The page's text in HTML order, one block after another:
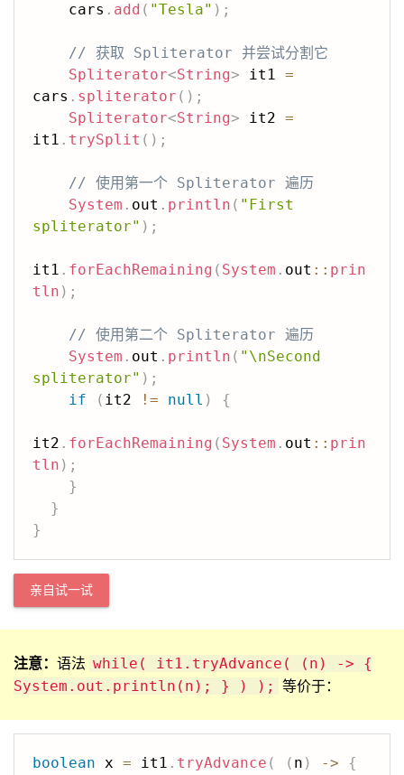
    cars
. add ( "Tesla" ) ;
// 获取 Spliterator 并尝试分割它
Spliterator<String> it1 =
cars . spliterator ( ) ;
Spliterator<String> it2 =
it1 . trySplit ( ) ;
// 使用第一个 Spliterator 遍历
System . out . println ( "First
spliterator" ) ;
it1 . forEachRemaining ( System . out :: prin
tln ) ;
// 使用第二个 Spliterator 遍历
System . out . println ( "\nSecond
spliterator" ) ;
if
( it2 != null ) {
it2 . forEachRemaining ( System . out :: prin
tln ) ;
}
}
}
亲自试一试
注意： 语法 while( it1.tryAdvance( (n) -> {
System.out.println(n); } ) );
等价于：
boolean x = it1 . tryAdvance ( ( n ) ->
{